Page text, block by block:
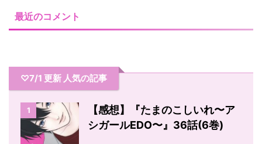
最近のコメント
♡7/1 更新 人気の記事
1
【感想】『たまのこしいれ〜ア
シガールEDO〜』36話(6巻)